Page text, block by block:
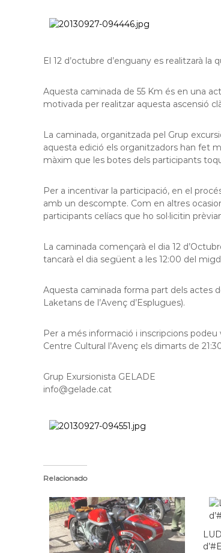
o
e
a
El 12 d’octubre d’enguany es realitzarà
Aquesta caminada de 55 Km és en una
motivada per realitzar aquesta ascensió
La caminada, organitzada pel Grup
aquesta edició els organitzadors han fet
màxim que les botes dels participants
Per a incentivar la participació, en el
amb un descompte. Com en altres
participants celíacs que ho sol·licitin
La caminada començarà el dia 12
tancarà el dia següent a les 12:00 del
Aquesta caminada forma part dels actes
Laketans de l’Avenç d’Esplugues).
Per a més informació i inscripcions
Centre Cultural l’Avenç els dimarts de
Grup Exursionista GELADE
info@gelade.cat
Relacionado